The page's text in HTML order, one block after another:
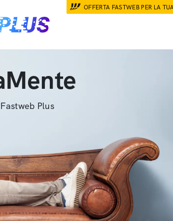
OFFERTA FASTWEB PER LA
Plus